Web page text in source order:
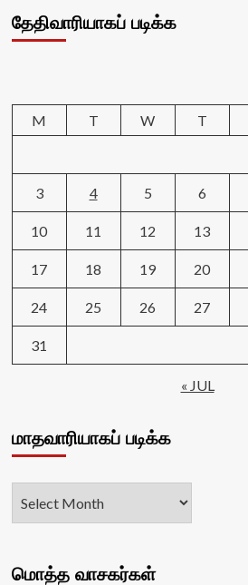
தேதிவாரியாகப் படிக்க
M
T W T
3 4 5 6
10 11 12 13
17 18 19 20
24 25 26 27
31
« JUL
மாதவாரியாகப் படிக்க
மொத்த வாசகர்கள்